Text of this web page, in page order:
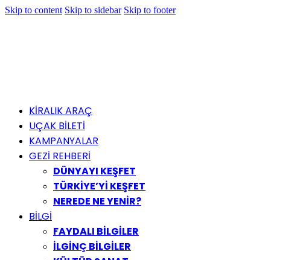
Skip to content Skip to sidebar Skip to footer
KİRALIK ARAÇ
UÇAK BİLETİ
KAMPANYALAR
GEZİ REHBERİ
DÜNYAYI KEŞFET
TÜRKİYE’Yİ KEŞFET
NEREDE NE YENİR?
BİLGİ
FAYDALI BİLGİLER
İLGİNÇ BİLGİLER